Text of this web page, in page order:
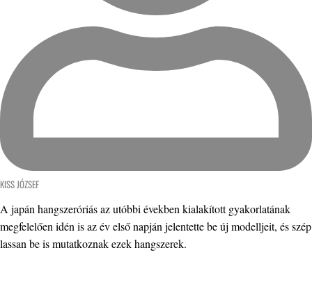
KISS JÓZSEF
A japán hangszeróriás az utóbbi években kialakított gyakorlatának
megfelelően idén is az év első napján jelentette be új modelljeit, és szép
lassan be is mutatkoznak ezek hangszerek.